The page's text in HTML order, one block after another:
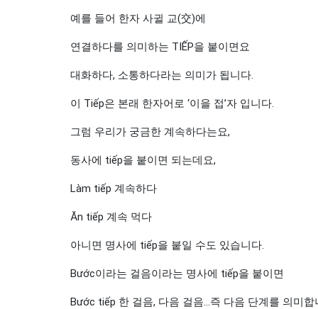
예를 들어 한자 사귈 교(交)에
연결하다를 의미하는 TIẾP을 붙이면요
대화하다, 소통하다라는 의미가 됩니다.
이 Tiếp은 본래 한자어로 ‘이을 접’자 입니다.
그럼 우리가 궁금한 계속하다는요,
동사에 tiếp을 붙이면 되는데요,
Làm tiếp 계속하다
Ăn tiếp 계속 먹다
아니면 명사에 tiếp을 붙일 수도 있습니다.
Bước이라는 걸음이라는 명사에 tiếp을 붙이면
Bước tiếp 한 걸음, 다음 걸음…즉 다음 단계를 의미합